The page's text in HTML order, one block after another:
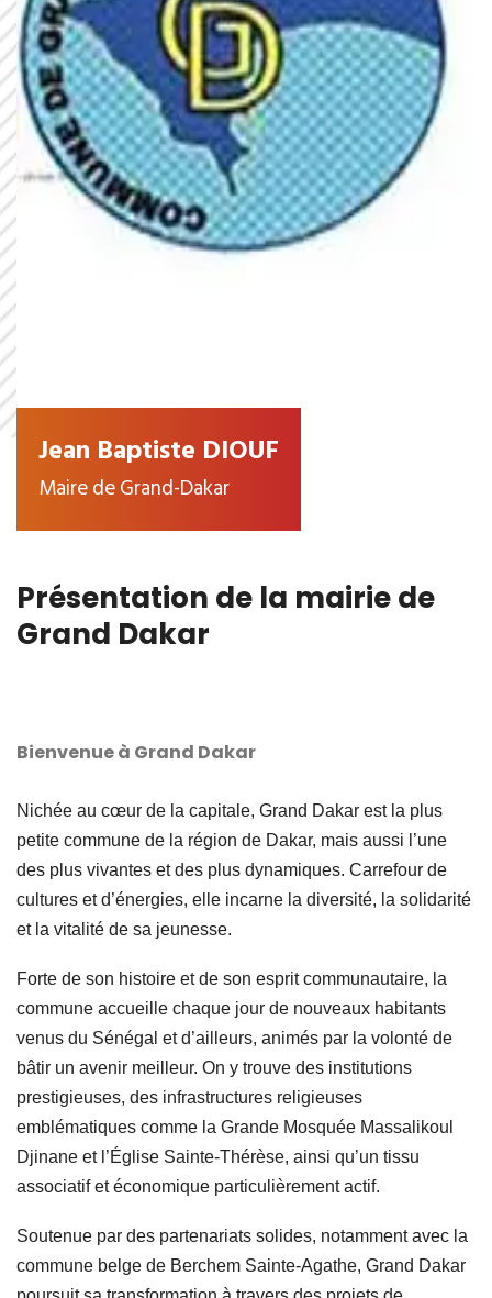
Jean Baptiste DIOUF
Maire de Grand-Dakar
Présentation de la mairie de
Grand Dakar
Bienvenue à Grand Dakar
Nichée au cœur de la capitale, Grand Dakar est la plus
petite commune de la région de Dakar, mais aussi l’une
des plus vivantes et des plus dynamiques. Carrefour de
cultures et d’énergies, elle incarne la diversité, la solidarité
et la vitalité de sa jeunesse.
Forte de son histoire et de son esprit communautaire, la
commune accueille chaque jour de nouveaux habitants
venus du Sénégal et d’ailleurs, animés par la volonté de
bâtir un avenir meilleur. On y trouve des institutions
prestigieuses, des infrastructures religieuses
emblématiques comme la Grande Mosquée Massalikoul
Djinane et l’Église Sainte-Thérèse, ainsi qu’un tissu
associatif et économique particulièrement actif.
Soutenue par des partenariats solides, notamment avec la
commune belge de Berchem Sainte-Agathe, Grand Dakar